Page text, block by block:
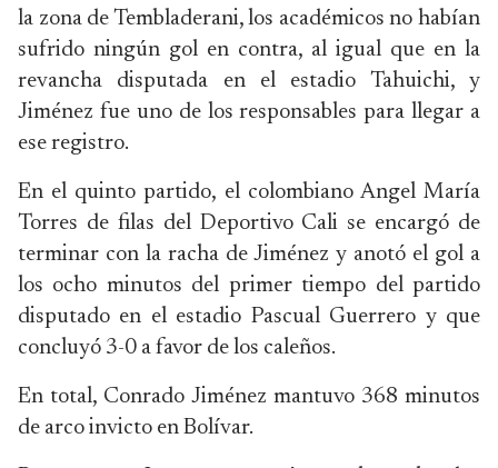
la zona de Tembladerani, los académicos no habían
sufrido ningún gol en contra, al igual que en la
revancha disputada en el estadio Tahuichi, y
Jiménez fue uno de los responsables para llegar a
ese registro.
En el quinto partido, el colombiano Angel María
Torres de filas del Deportivo Cali se encargó de
terminar con la racha de Jiménez y anotó el gol a
los ocho minutos del primer tiempo del partido
disputado en el estadio Pascual Guerrero y que
concluyó 3-0 a favor de los caleños.
En total, Conrado Jiménez mantuvo 368 minutos
de arco invicto en Bolívar.